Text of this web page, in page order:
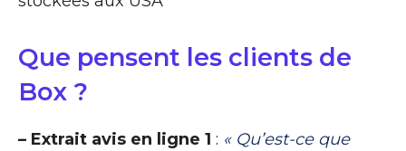
Que pensent les clients de
Box ?
– Extrait avis en ligne 1 : « Qu’est-ce que